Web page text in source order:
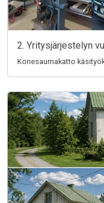
2. Yritysjärjestelyn
Konesaumakatto